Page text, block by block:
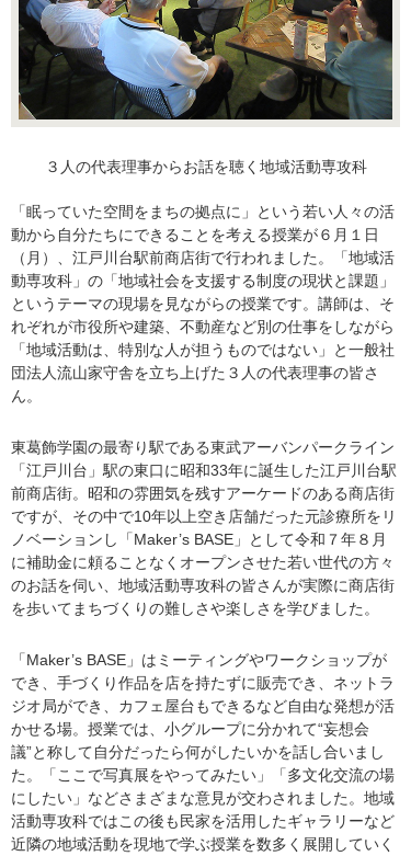
３人の代表理事からお話を聴く地域活動専攻科
「眠っていた空間をまちの拠点に」という若い人々の活
動から自分たちにできることを考える授業が６月１日
（月）、江戸川台駅前商店街で行われました。「地域活
動専攻科」の「地域社会を支援する制度の現状と課題」
というテーマの現場を見ながらの授業です。講師は、そ
れぞれが市役所や建築、不動産など別の仕事をしながら
「地域活動は、特別な人が担うものではない」と一般社
団法人流山家守舎を立ち上げた３人の代表理事の皆さ
ん。
東葛飾学園の最寄り駅である東武アーバンパークライン
「江戸川台」駅の東口に昭和33年に誕生した江戸川台駅
前商店街。昭和の雰囲気を残すアーケードのある商店街
ですが、その中で10年以上空き店舗だった元診療所をリ
ノベーションし「Maker’s BASE」として令和７年８月
に補助金に頼ることなくオープンさせた若い世代の方々
のお話を伺い、地域活動専攻科の皆さんが実際に商店街
を歩いてまちづくりの難しさや楽しさを学びました。
「Maker’s BASE」はミーティングやワークショップが
でき、手づくり作品を店を持たずに販売でき、ネットラ
ジオ局ができ、カフェ屋台もできるなど自由な発想が活
かせる場。授業では、小グループに分かれて“妄想会
議”と称して自分だったら何がしたいかを話し合いまし
た。「ここで写真展をやってみたい」「多文化交流の場
にしたい」などさまざまな意見が交わされました。地域
活動専攻科ではこの後も民家を活用したギャラリーなど
近隣の地域活動を現地で学ぶ授業を数多く展開していく